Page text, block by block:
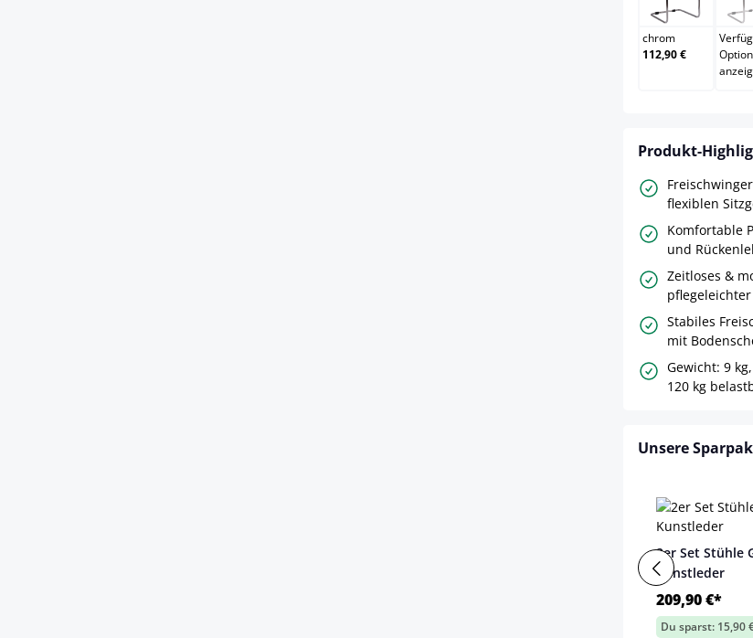
chrom
112,90 €
Produkt-
flexiblen
Komfortable
und
Zeitloses &
Stabiles
mit
Gewicht: 9
120 kg
Unsere
2er Set Stühle
Kunstleder
209,90 €*
Du sparst: 15,90